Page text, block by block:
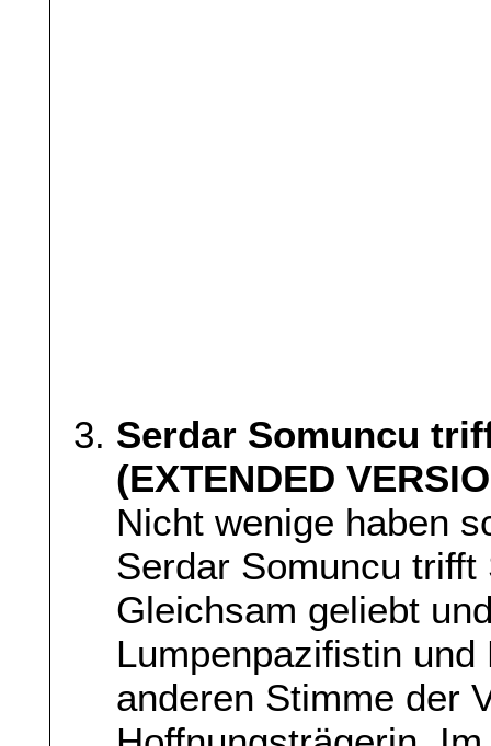
Serdar Somuncu
(EXTENDED
Nicht wenige haben
Serdar Somuncu
Gleichsam geliebt
Lumpenpazifistin
anderen Stimme der